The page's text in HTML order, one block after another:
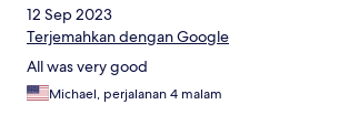
12 Sep 2023
Terjemahkan dengan Google
All was very good
Michael, perjalanan 4 malam